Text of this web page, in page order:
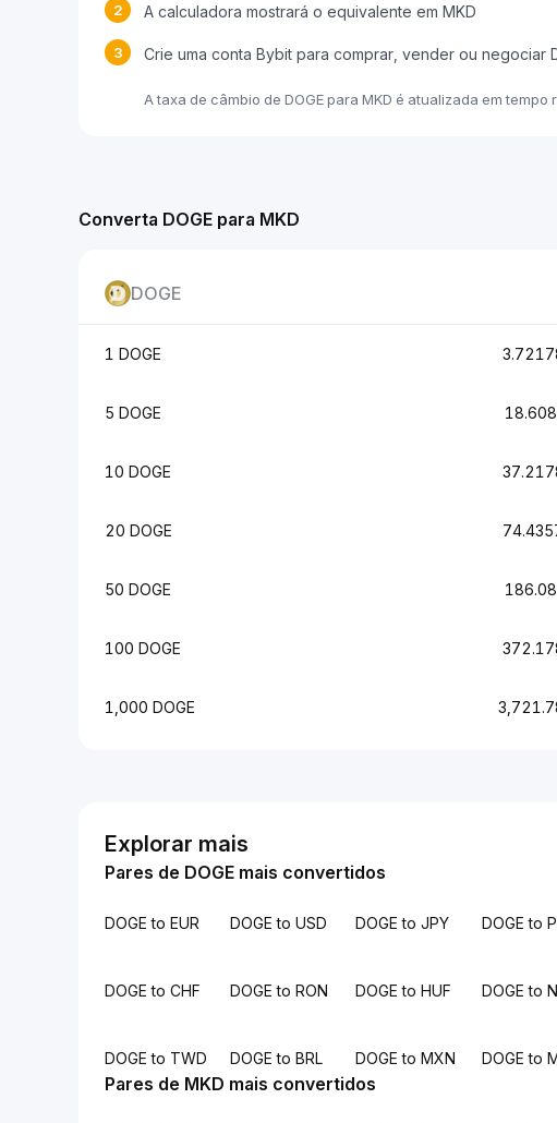
2 A calculadora mostrará o equivalente em MKD
3 Crie uma conta Bybit para comprar, vender ou negociar
A taxa de câmbio de DOGE para MKD é atualizada em
Converta DOGE para MKD
DOGE
1 DOGE
5 DOGE
10 DOGE
20 DOGE
50 DOGE
100 DOGE
1,000 DOGE
Explorar mais
Pares de DOGE mais convertidos
DOGE to EUR DOGE to USD DOGE to JPY DOGE to
DOGE to CHF DOGE to RON DOGE to HUF DOGE to
DOGE to TWD DOGE to BRL DOGE to MXN DOGE to
Pares de MKD mais convertidos